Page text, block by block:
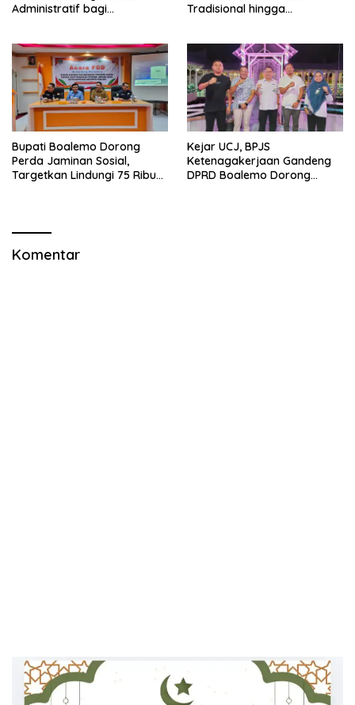
Administratif bagi
Tradisional hingga
Bupati Boalemo Dorong
Perda Jaminan Sosial,
Targetkan Lindungi 75 Ribu
Kejar UCJ, BPJS
Ketenagakerjaan Gandeng
DPRD Boalemo Dorong
Komentar